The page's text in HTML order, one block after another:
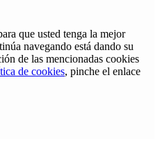
que usted tenga la mejor
navegando está dando su
de las mencionadas cookies
de cookies, pinche el enlace